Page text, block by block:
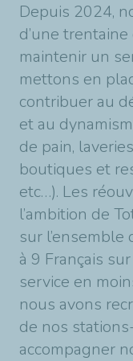
Depuis 2024,
d’une trentaine
maintenir un
mettons en
contribuer au
et au
de pain,
boutiques et
etc…). Les
l’ambition de
sur
à 9 Français
service en
nous avons
de nos
accompagner